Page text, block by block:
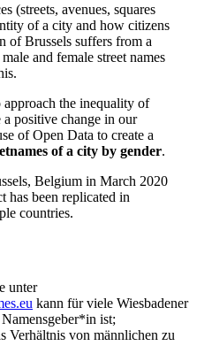
(streets, avenues, squares
of a city and how citizens
of Brussels suffers from a
and female street names
approach the inequality of
a positive change in our
of Open Data to create a
of a city by gender.
Belgium in March 2020
has been replicated in
countries.
unter
kann für viele Wiesbadener
ist;
Verhältnis von männlichen zu